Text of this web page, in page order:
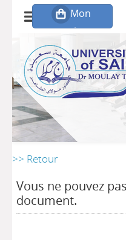
>> Retour
Vous ne pouvez
document.